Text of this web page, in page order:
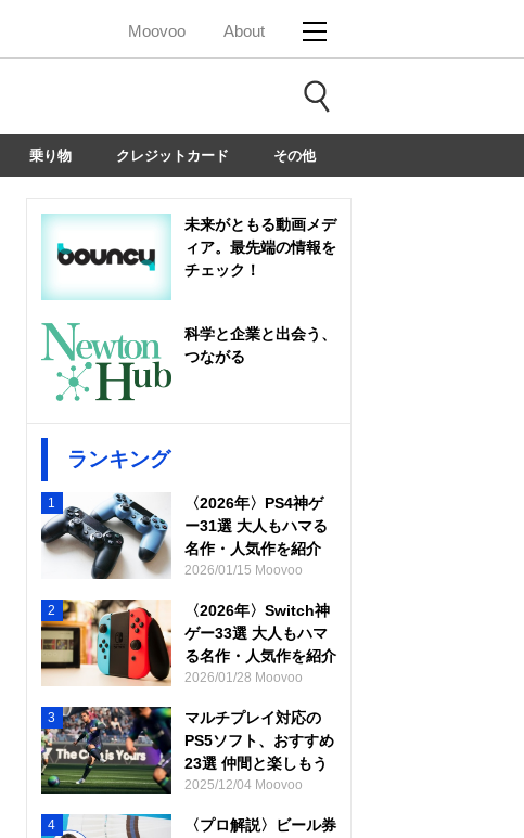
Moovoo About
乗り物 クレジットカード その他
未来がともる動画メデ
ィア。最先端の情報を
チェック！
科学と企業と出会う、
つながる
ランキング
1
〈2026年〉PS4神ゲ
ー31選 大人もハマる
名作・人気作を紹介
2026/01/15 Moovoo
2
〈2026年〉Switch神
ゲー33選 大人もハマ
る名作・人気作を紹介
2026/01/28 Moovoo
3
マルチプレイ対応の
PS5ソフト、おすすめ
23選 仲間と楽しもう
2025/12/04 Moovoo
4
〈プロ解説〉ビール券